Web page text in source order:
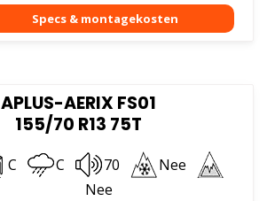
APLUS-AERIX FS01
155/70 R13 75T
C C 70
Nee
Nee